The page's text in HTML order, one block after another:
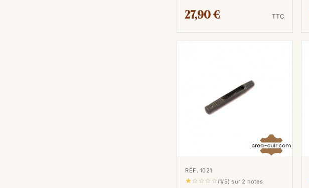
27,90 € TTC
RÉF. 1021
     (1/5) sur 2 notes